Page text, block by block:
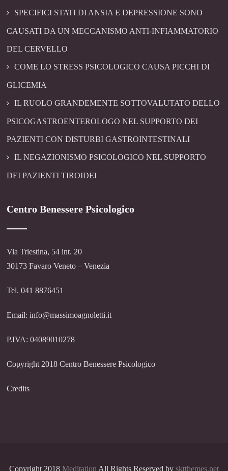
SPECIFICI STATI DI ANSIA E DEPRESSIONE SONO
CAUSATI DA UN MECCANISMO ANTI-INFIAMMATORIO
DEL CERVELLO
COME LO STRESS PSICOLOGICO CAUSA PICCHI DI
GLICEMIA
IL RUOLO GRANDEMENTE SOTTOVALUTATO DELLO
PSICOGASTROENTEROLOGO NEL SUPPORTO DEI
PAZIENTI CON DISTURBI GASTROINTESTINALI
IL NEGAZIONISMO PSICOLOGICO NEL SUPPORTO
DEI PAZIENTI TIROIDEI
Centro Benessere Psicologico
Via Triestina, 54 int. 20
30173 Favaro Veneto – Venezia
Tel. 041 8876451
Email: info@massimoagnoletti.it
P.IVA: 04089010278
Copyright 2018 Centro Benessere Psicologico
Credits
Copyright 2018 Meditation All Rights Reserved by sktthemes.net